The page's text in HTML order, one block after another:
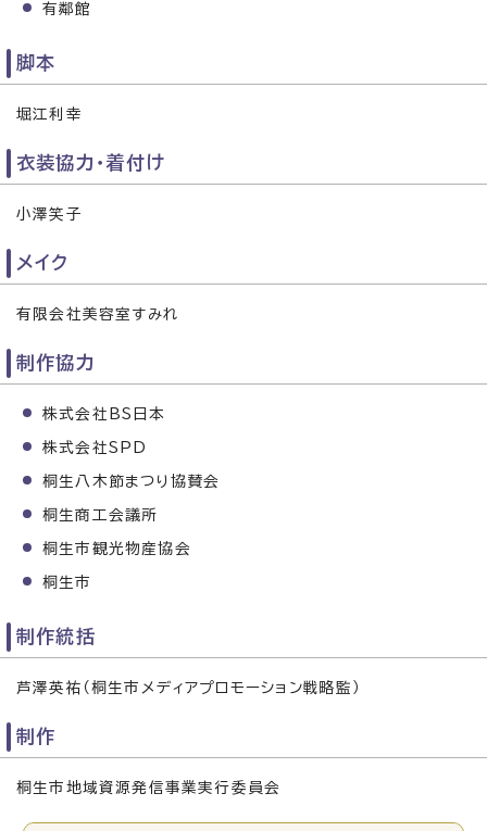
有鄰館
脚本
堀江利幸
衣装協力・着付け
小澤笑子
メイク
有限会社美容室すみれ
制作協力
株式会社BS日本
株式会社SPD
桐生八木節まつり協賛会
桐生商工会議所
桐生市観光物産協会
桐生市
制作統括
芦澤英祐（桐生市メディアプロモーション戦略監）
制作
桐生市地域資源発信事業実行委員会